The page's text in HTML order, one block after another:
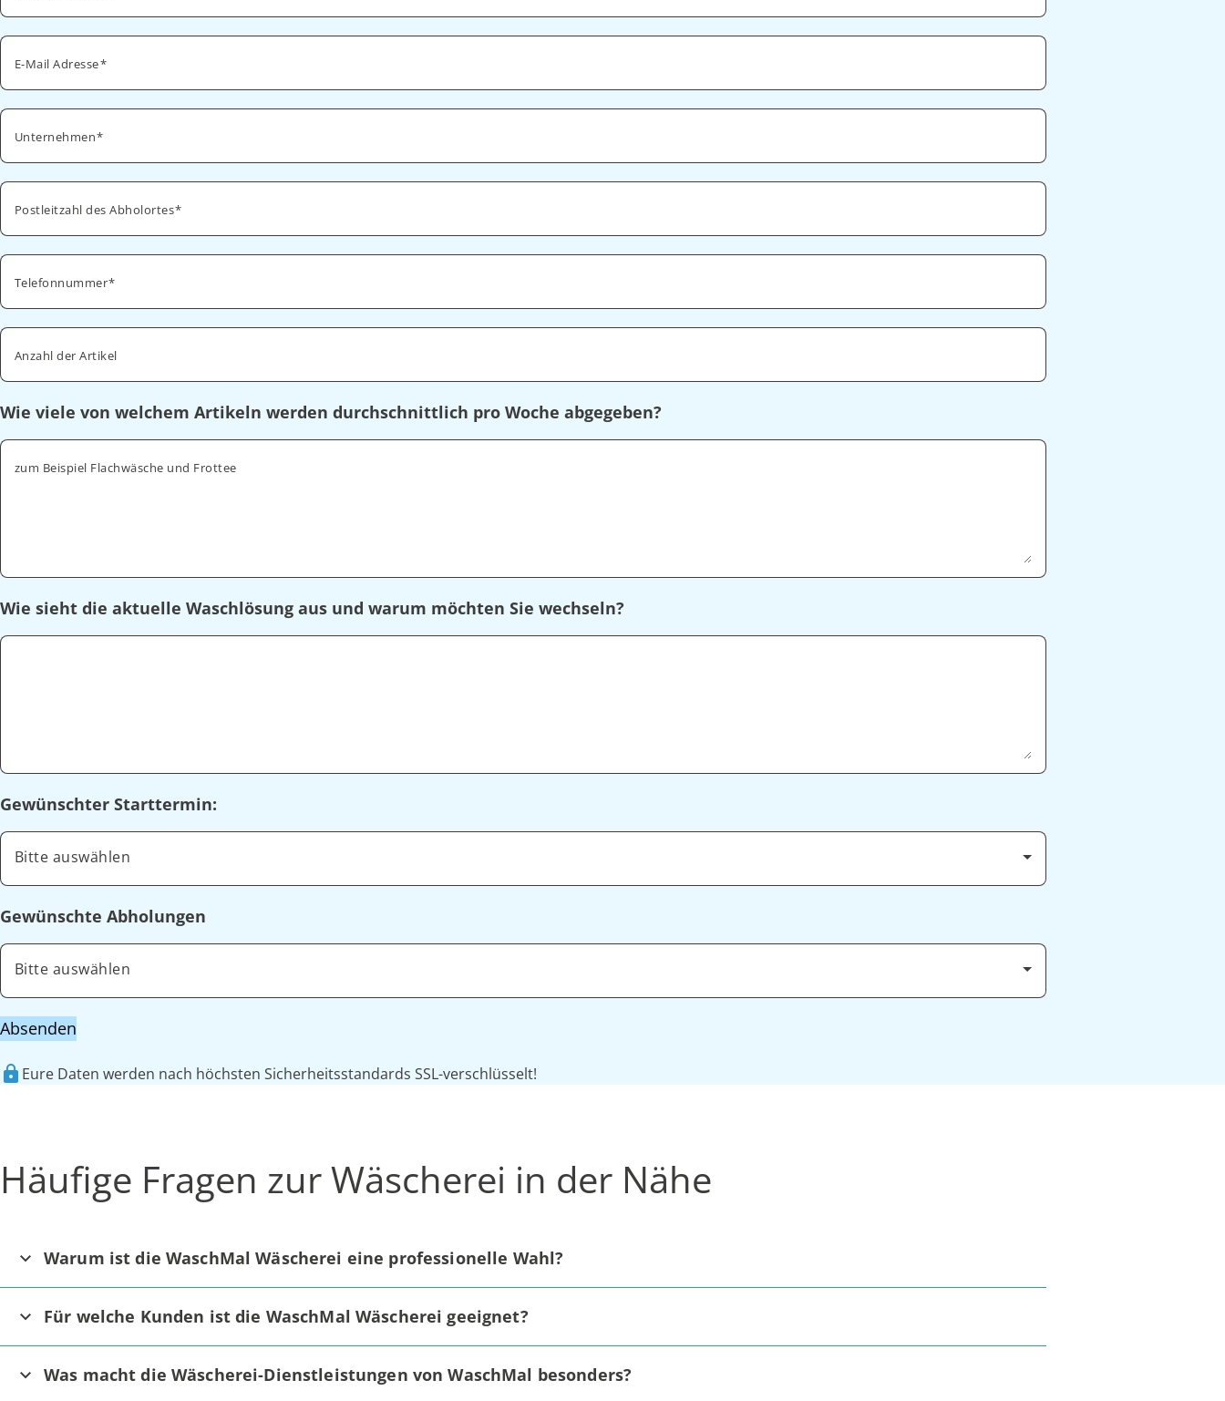
E-Mail Adresse
Unternehmen
Postleitzahl des Abholortes
Telefonnummer
Anzahl der Artikel
Wie viele von welchem Artikeln werden durchschnittlich pro Woche abgegeben?
zum Beispiel Flachwäsche und Frottee
Wie sieht die aktuelle Waschlösung aus und warum möchten Sie wechseln?
Gewünschter Starttermin:
Bitte auswählen
Gewünschte Abholungen
Bitte auswählen
Absenden
Eure Daten werden nach höchsten Sicherheitsstandards SSL-verschlüsselt!
Häufige Fragen zur Wäscherei in der Nähe
Warum ist die WaschMal Wäscherei eine professionelle Wahl?
Für welche Kunden ist die WaschMal Wäscherei geeignet?
Was macht die Wäscherei-Dienstleistungen von WaschMal besonders?